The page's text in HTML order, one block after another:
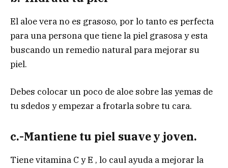
El aloe vera no es grasoso, por lo tanto es perfecta
para una persona que tiene la piel grasosa y esta
buscando un remedio natural para mejorar su
piel.
Debes colocar un poco de aloe sobre las yemas de
tu sdedos y empezar a frotarla sobre tu cara.
c.-Mantiene tu piel suave y joven.
Tiene vitamina C y E , lo caul ayuda a mejorar la